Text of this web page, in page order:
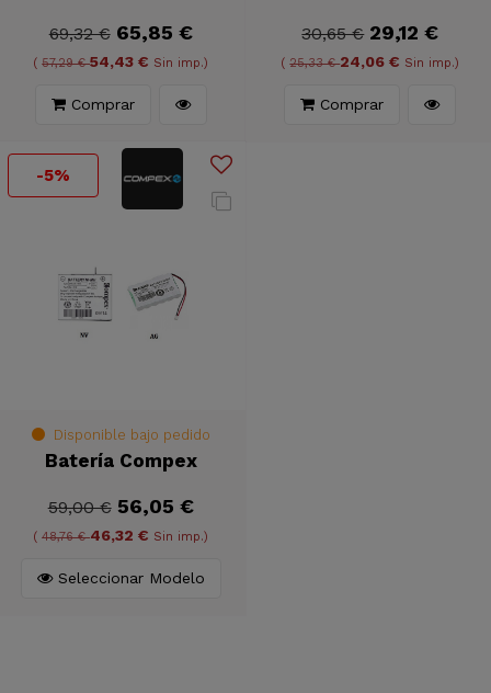
69,32 € 65,85 €
(57,29 €54,43 € Sin imp.)
Comprar
30,65 € 29,12 €
(25,33 €24,06 € Sin imp.)
Comprar
-5%
Disponible bajo pedido
Batería Compex
59,00 € 56,05 €
(48,76 €46,32 € Sin imp.)
Seleccionar Modelo